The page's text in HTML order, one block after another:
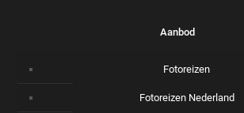
Aanbod
Fotoreizen
Fotoreizen Nederland